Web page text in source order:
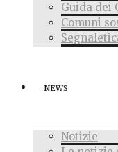
Guida dei
Comuni
NEWS
Notizie